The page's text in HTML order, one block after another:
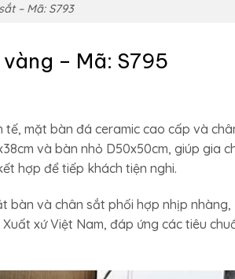
– Mã: S793
– Mã: S795
mặt bàn đá ceramic cao cấp và
và bàn nhỏ D50x50cm, giúp gia
hợp để tiếp khách tiện nghi.
bàn và chân sắt phối hợp nhịp nhàng,
xứ Việt Nam, đáp ứng các tiêu